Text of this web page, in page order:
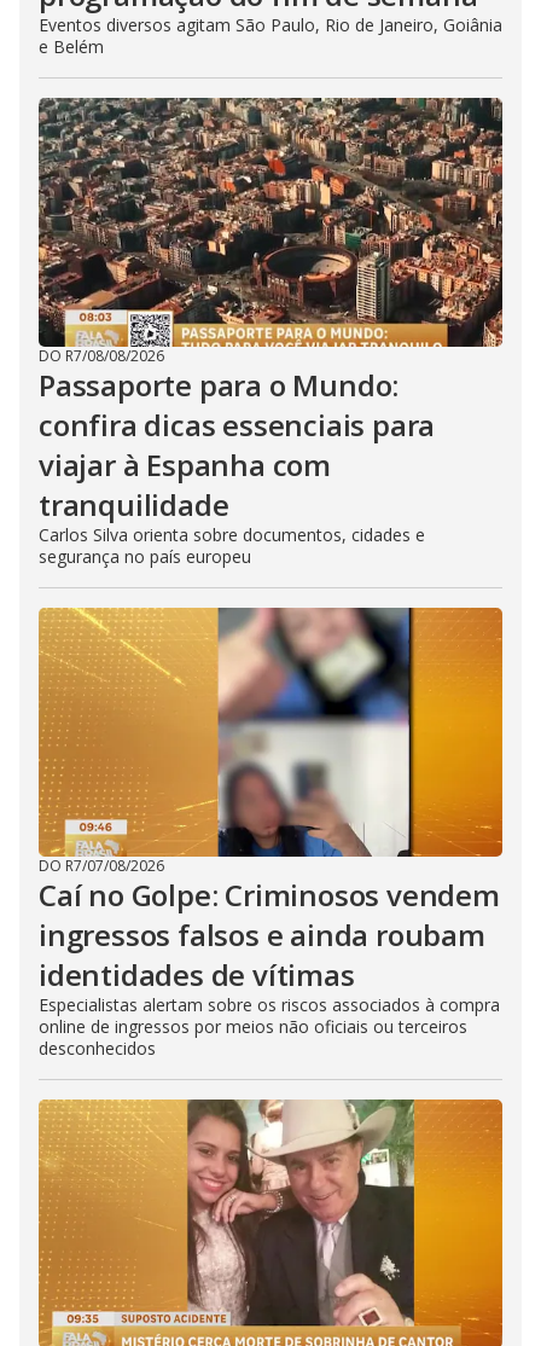
Eventos diversos agitam São Paulo, Rio de Janeiro, Goiânia
e Belém
DO R7/08/08/2026
Passaporte para o Mundo:
confira dicas essenciais para
viajar à Espanha com
tranquilidade
Carlos Silva orienta sobre documentos, cidades e
segurança no país europeu
DO R7/07/08/2026
Caí no Golpe: Criminosos vendem
ingressos falsos e ainda roubam
identidades de vítimas
Especialistas alertam sobre os riscos associados à compra
online de ingressos por meios não oficiais ou terceiros
desconhecidos